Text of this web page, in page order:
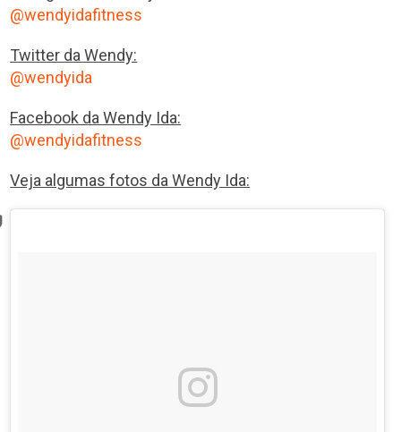
@wendyidafitness
Twitter da Wendy:
@wendyida
Facebook da Wendy Ida:
@wendyidafitness
Veja algumas fotos da Wendy Ida: